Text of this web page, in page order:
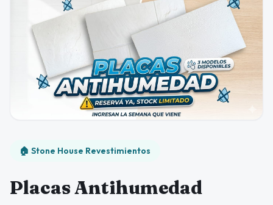
🏠 Stone House Revestimientos
Placas Antihumedad